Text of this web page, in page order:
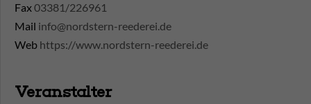
Fax03381/226961
Mail info@nordstern-reederei.de
Web https://www.nordstern-reederei.de
Veranstalter